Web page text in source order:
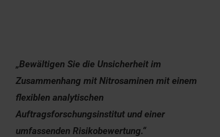
„Bewältigen Sie die Unsicherheit im
Zusammenhang mit Nitrosaminen mit einem
flexiblen analytischen
Auftragsforschungsinstitut und einer
umfassenden Risikobewertung.“